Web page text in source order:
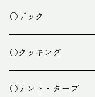
○ザック
ザック
スタッフバッグ
○クッキング
クッカー
○テント・タープ